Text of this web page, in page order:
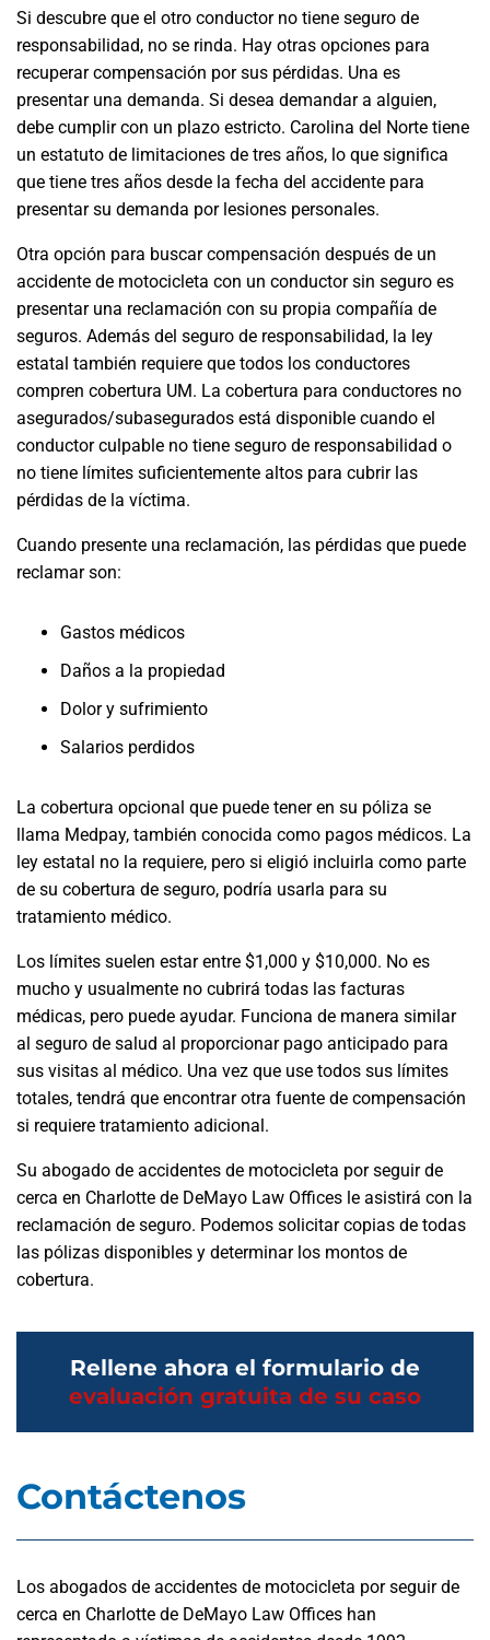
Si descubre que el otro conductor no tiene seguro de
responsabilidad, no se rinda. Hay otras opciones para
recuperar compensación por sus pérdidas. Una es
presentar una demanda. Si desea demandar a alguien,
debe cumplir con un plazo estricto. Carolina del Norte tiene
un estatuto de limitaciones de tres años, lo que significa
que tiene tres años desde la fecha del accidente para
presentar su demanda por lesiones personales.
Otra opción para buscar compensación después de un
accidente de motocicleta con un conductor sin seguro es
presentar una reclamación con su propia compañía de
seguros. Además del seguro de responsabilidad, la ley
estatal también requiere que todos los conductores
compren cobertura UM. La cobertura para conductores no
asegurados/subasegurados está disponible cuando el
conductor culpable no tiene seguro de responsabilidad o
no tiene límites suficientemente altos para cubrir las
pérdidas de la víctima.
Cuando presente una reclamación, las pérdidas que puede
reclamar son:
Gastos médicos
Daños a la propiedad
Dolor y sufrimiento
Salarios perdidos
La cobertura opcional que puede tener en su póliza se
llama Medpay, también conocida como pagos médicos. La
ley estatal no la requiere, pero si eligió incluirla como parte
de su cobertura de seguro, podría usarla para su
tratamiento médico.
Los límites suelen estar entre $1,000 y $10,000. No es
mucho y usualmente no cubrirá todas las facturas
médicas, pero puede ayudar. Funciona de manera similar
al seguro de salud al proporcionar pago anticipado para
sus visitas al médico. Una vez que use todos sus límites
totales, tendrá que encontrar otra fuente de compensación
si requiere tratamiento adicional.
Su abogado de accidentes de motocicleta por seguir de
cerca en Charlotte de DeMayo Law Offices le asistirá con la
reclamación de seguro. Podemos solicitar copias de todas
las pólizas disponibles y determinar los montos de
cobertura.
Rellene ahora el formulario de
evaluación gratuita de su caso
Contáctenos
Los abogados de accidentes de motocicleta por seguir de
cerca en Charlotte de DeMayo Law Offices han